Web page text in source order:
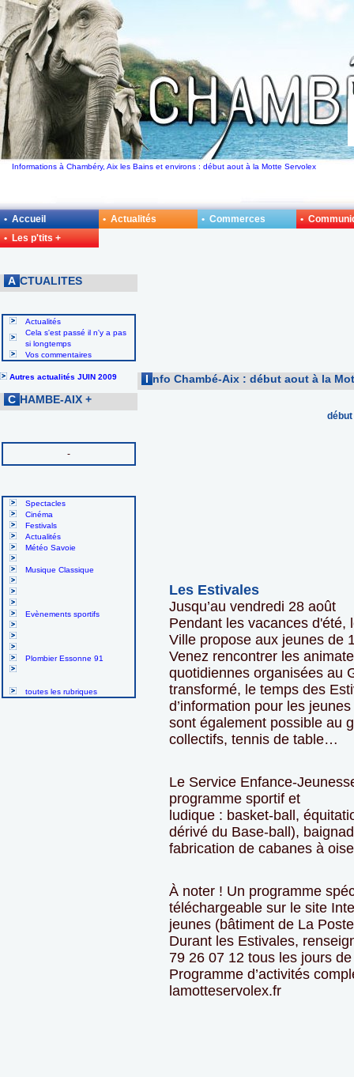
Informations à Chambéry, Aix les Bains et environs : début aout à la Motte Servolex
A CTUALITES
Actualités
Cela s'est passé il n'y a pas
si longtemps
Vos commentaires
Autres actualités JUIN 2009
C HAMBE-AIX +
-
Spectacles
Cinéma
Festivals
Actualités
Météo Savoie
Musique Classique
Evènements sportifs
Plombier Essonne 91
toutes les rubriques
I nfo Chambé-Aix : début aout à la
Les Estivales
Jusqu’au vendredi 28 août
Pendant les vacances d'été,
Ville propose aux jeunes de
Venez rencontrer les
quotidiennes organisées au
transformé, le temps des
d’information pour les
sont également possible au
collectifs, tennis de table…
Le Service Enfance-
programme sportif et
ludique : basket-ball,
dérivé du Base-ball),
fabrication de cabanes à
À noter ! Un programme
téléchargeable sur le site
jeunes (bâtiment de La
Durant les Estivales,
79 26 07 12 tous les jours
Programme d’activités
lamotteservolex.fr
• Accueil • Actualités • Commerces
•
• Les p'tits +